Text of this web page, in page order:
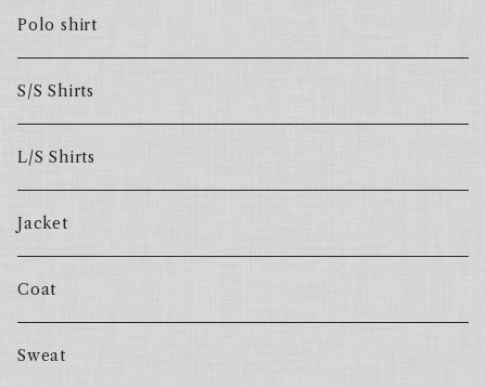
Polo shirt
S/S Shirts
L/S Shirts
Jacket
Coat
Sweat